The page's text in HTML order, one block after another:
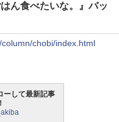
ん食べたいな。』バッ
chobi/index.html
して最新記事